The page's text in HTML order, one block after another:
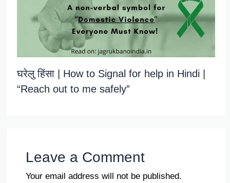
घरेलु हिंसा | How to Signal for help in Hindi |
“Reach out to me safely”
Leave a Comment
Your email address will not be published.